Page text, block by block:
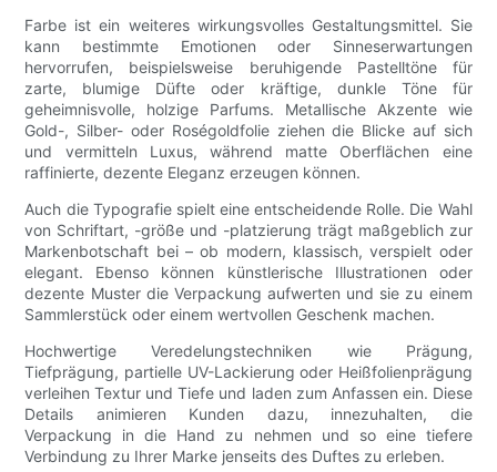
Farbe ist ein weiteres wirkungsvolles Gestaltungsmittel. Sie
kann bestimmte Emotionen oder Sinneserwartungen
hervorrufen, beispielsweise beruhigende Pastelltöne für
zarte, blumige Düfte oder kräftige, dunkle Töne für
geheimnisvolle, holzige Parfums. Metallische Akzente wie
Gold-, Silber- oder Roségoldfolie ziehen die Blicke auf sich
und vermitteln Luxus, während matte Oberflächen eine
raffinierte, dezente Eleganz erzeugen können.
Auch die Typografie spielt eine entscheidende Rolle. Die Wahl
von Schriftart, -größe und -platzierung trägt maßgeblich zur
Markenbotschaft bei – ob modern, klassisch, verspielt oder
elegant. Ebenso können künstlerische Illustrationen oder
dezente Muster die Verpackung aufwerten und sie zu einem
Sammlerstück oder einem wertvollen Geschenk machen.
Hochwertige Veredelungstechniken wie Prägung,
Tiefprägung, partielle UV-Lackierung oder Heißfolienprägung
verleihen Textur und Tiefe und laden zum Anfassen ein. Diese
Details animieren Kunden dazu, innezuhalten, die
Verpackung in die Hand zu nehmen und so eine tiefere
Verbindung zu Ihrer Marke jenseits des Duftes zu erleben.